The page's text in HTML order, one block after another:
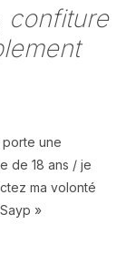
confiture
une
de 18 ans / je
ma volonté
»